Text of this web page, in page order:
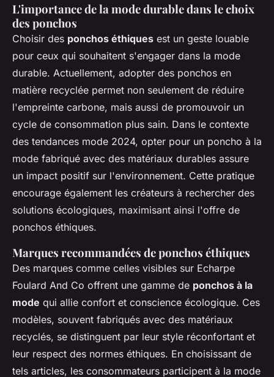
L'importance de la mode durable dans le choix
des ponchos
Choisir des ponchos éthiques est un geste louable
pour ceux qui souhaitent s'engager dans la mode
durable. Actuellement, adopter des ponchos en
matière recyclée permet non seulement de réduire
l'empreinte carbone, mais aussi de promouvoir un
cycle de consommation plus sain. Dans le contexte
des tendances mode 2024, opter pour un poncho à la
mode fabriqué avec des matériaux durables assure
un impact positif sur l'environnement. Cette pratique
encourage également les créateurs à rechercher des
solutions écologiques, maximisant ainsi l'offre de
ponchos éthiques.
Marques recommandées de ponchos éthiques
Des marques comme celles visibles sur Echarpe
Foulard And Co offrent une gamme de ponchos à la
mode qui allie confort et conscience écologique. Ces
modèles, souvent fabriqués avec des matériaux
recyclés, se distinguent par leur style réconfortant et
leur respect des normes éthiques. En choisissant de
tels articles, les consommateurs participent à la mode